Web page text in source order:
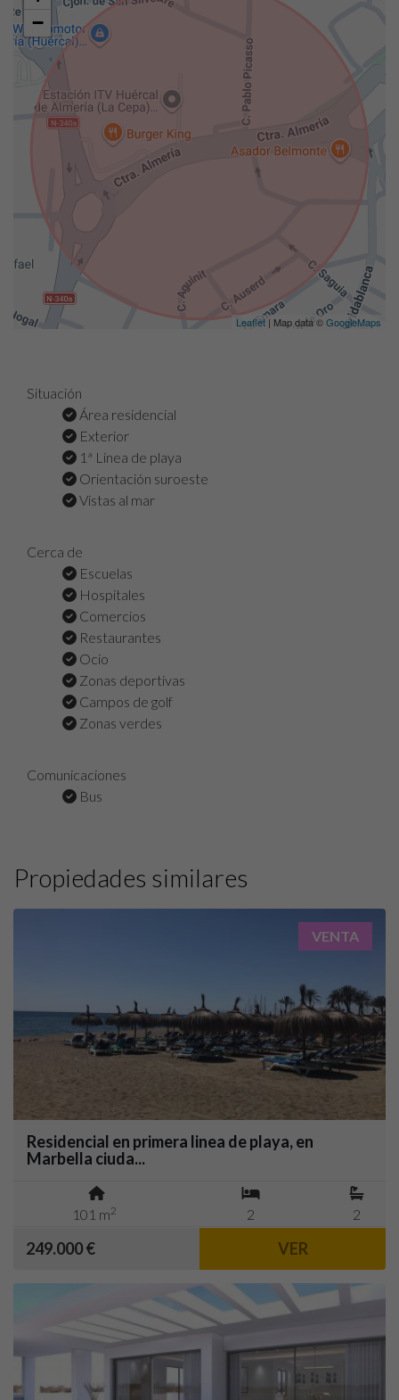
−
Leaflet | Map data ©GoogleMaps
Situación
Área residencial
Exterior
1ª Línea de playa
Orientación suroeste
Vistas al mar
Cerca de
Escuelas
Hospitales
Comercios
Restaurantes
Ocio
Zonas deportivas
Campos de golf
Zonas verdes
Comunicaciones
Bus
Propiedades similares
VENTA
Residencial en primera linea de playa, en
Marbella ciuda...
101 m2 2 2
249.000 € VER